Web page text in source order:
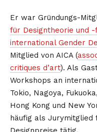
Er war Gründungs-
für Designtheorie und
international Gender
Mitglied von AICA (
critiques d’art). Als
Workshops an
Tokio, Nagoya,
Hong Kong und New
häufig als Jurymitglied